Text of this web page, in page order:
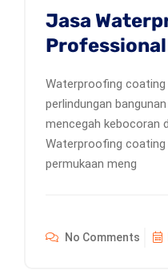
Jasa
Professional
Waterproofing
perlindungan
mencegah kebocoran
Waterproofing coating
permukaan meng
No Comments